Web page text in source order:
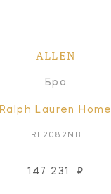
ALLEN
Бра
Ralph Lauren Home
RL2082NB
147 231 ₽